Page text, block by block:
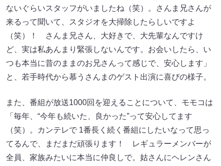
ないぐらいスタッフがいましたね（笑）。さんま兄さんが
来るって聞いて、スタジオを大掃除したらしいですよ
（笑）！ さんま兄さん、大好きで、大先輩なんですけ
ど、実は私あんまり緊張しないんです。お会いしたら、い
つも本当に昔のままのお兄さんって感じで、安心します」
と、若手時代から慕うさんまのゲスト出演に喜びの様子。
また、番組が放送1000回を迎えることについて、モモコは
「毎年、“今年も続いた、良かった”って安心してます
（笑）。カンテレで 1番長く続く番組にしたいなって思っ
てるんで、まだまだ頑張ります！ レギュラーメンバーが
全員、家族みたいに本当に仲良しで。姑さんにヘレンさん